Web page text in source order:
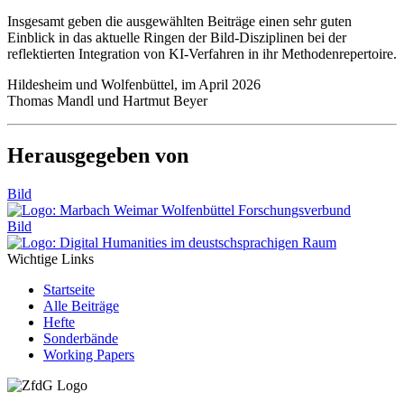
Insgesamt geben die ausgewählten Beiträge einen sehr guten
Einblick in das aktuelle Ringen der Bild-Disziplinen bei der
reflektierten Integration von KI-Verfahren in ihr Methodenrepertoire.
Hildesheim und Wolfenbüttel, im April 2026
Thomas Mandl und Hartmut Beyer
Herausgegeben von
Bild
Bild
Wichtige Links
Startseite
Alle Beiträge
Hefte
Sonderbände
Working Papers